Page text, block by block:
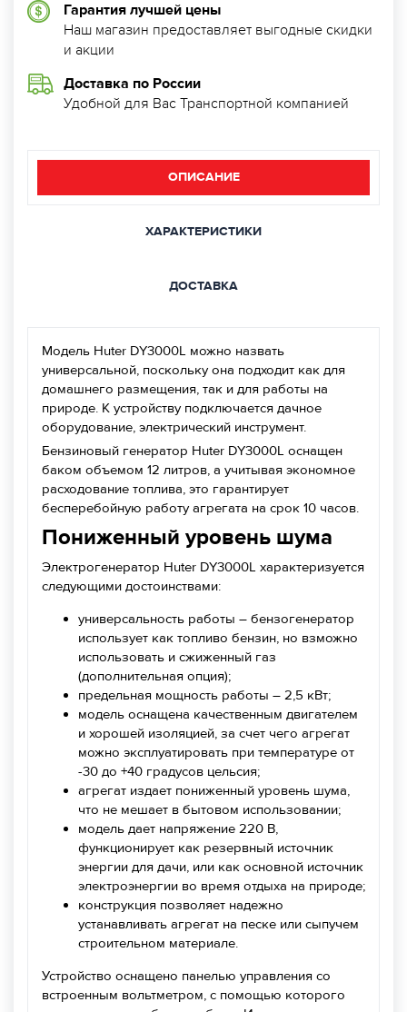
Гарантия лучшей цены
Наш магазин предоставляет выгодные скидки
и акции
Доставка по России
Удобной для Вас Транспортной компанией
ОПИСАНИЕ
ХАРАКТЕРИСТИКИ
ДОСТАВКА
Модель Huter DY3000L можно назвать
универсальной, поскольку она подходит как для
домашнего размещения, так и для работы на
природе. К устройству подключается дачное
оборудование, электрический инструмент.
Бензиновый генератор Huter DY3000L оснащен
баком объемом 12 литров, а учитывая экономное
расходование топлива, это гарантирует
бесперебойную работу агрегата на срок 10 часов.
Пониженный уровень шума
Электрогенератор Huter DY3000L характеризуется
следующими достоинствами:
универсальность работы – бензогенератор
использует как топливо бензин, но взможно
использовать и сжиженный газ
(дополнительная опция);
предельная мощность работы – 2,5 кВт;
модель оснащена качественным двигателем
и хорошей изоляцией, за счет чего агрегат
можно эксплуатировать при температуре от
-30 до +40 градусов цельсия;
агрегат издает пониженный уровень шума,
что не мешает в бытовом использовании;
модель дает напряжение 220 В,
функционирует как резервный источник
энергии для дачи, или как основной источник
электроэнергии во время отдыха на природе;
конструкция позволяет надежно
устанавливать агрегат на песке или сыпучем
строительном материале.
Устройство оснащено панелью управления со
встроенным вольтметром, с помощью которого